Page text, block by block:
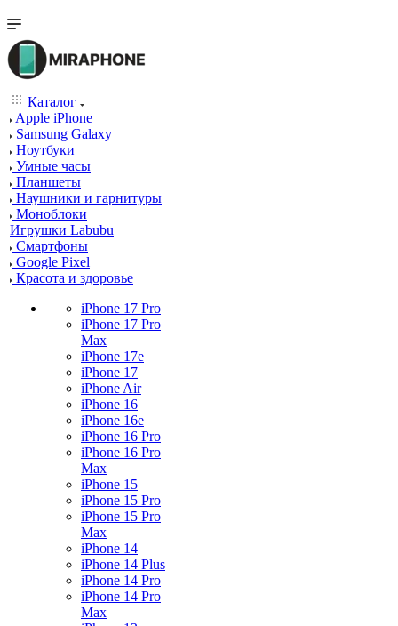
Каталог
Apple iPhone
Samsung Galaxy
Ноутбуки
Умные часы
Планшеты
Наушники и гарнитуры
Моноблоки
Игрушки Labubu
Смартфоны
Google Pixel
Красота и здоровье
iPhone 17 Pro
iPhone 17 Pro
Max
iPhone 17e
iPhone 17
iPhone Air
iPhone 16
iPhone 16e
iPhone 16 Pro
iPhone 16 Pro
Max
iPhone 15
iPhone 15 Pro
iPhone 15 Pro
Max
iPhone 14
iPhone 14 Plus
iPhone 14 Pro
iPhone 14 Pro
Max